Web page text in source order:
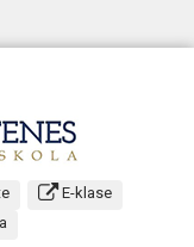
E-klase